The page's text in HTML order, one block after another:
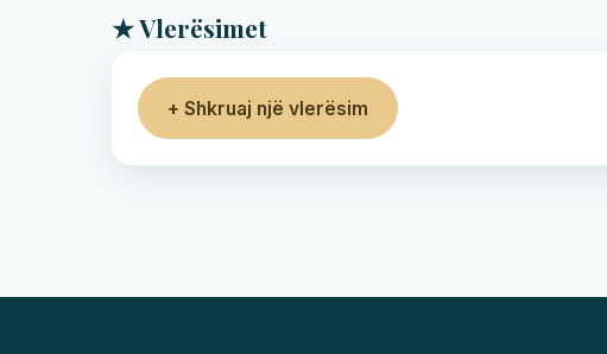
★ Vlerësimet
+ Shkruaj një vlerësim